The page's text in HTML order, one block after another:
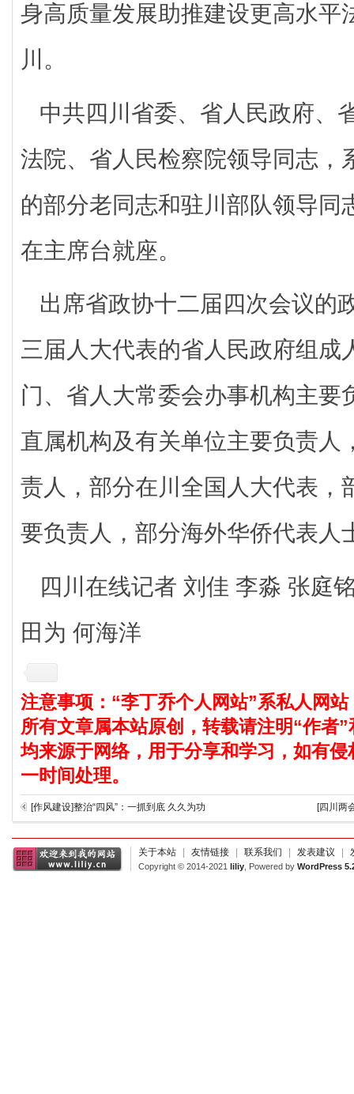
身高质量发展助推建设更高水平
川。
中共四川省委、省人民政府、
法院、省人民检察院领导同志，
的部分老同志和驻川部队领导同
在主席台就座。
出席省政协十二届四次会议的
三届人大代表的省人民政府组成
门、省人大常委会办事机构主要
直属机构及有关单位主要负责人
责人，部分在川全国人大代表，
要负责人，部分海外华侨代表人
四川在线记者 刘佳 李淼 张庭
田为 何海洋
注意事项：“李丁乔个人网站”系私人网
所有文章属本站原创，转载请注明“作者
均来源于网络，用于分享和学习，如有
一时间处理。
[作风建设]整治“四风”：一抓到底 久久为功 [四川两
关于本站 | 友情链接 | 联系我们 | 发表建议 |
Copyright © 2014-2021 liliy , Powered by WordPress